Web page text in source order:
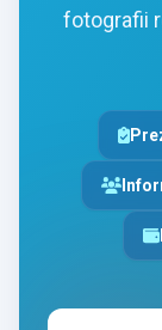
fotografii